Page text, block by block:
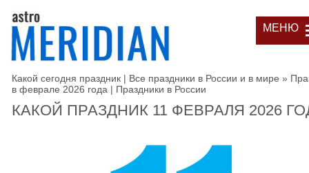
МЕНЮ
Какой сегодня праздник | Все праздники в России и в мире »
в феврале 2026 года | Праздники в России
КАКОЙ ПРАЗДНИК 11 ФЕВРАЛЯ 2026